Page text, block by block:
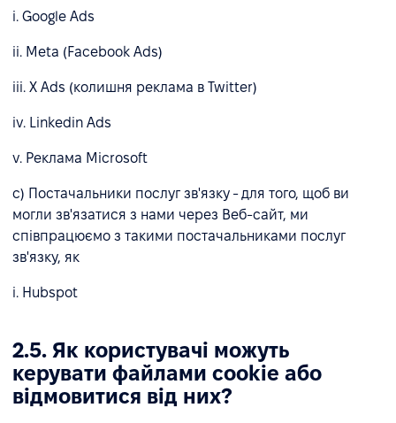
i. Google Ads
ii. Meta (Facebook Ads)
iii. X Ads (колишня реклама в Twitter)
iv. Linkedin Ads
v. Реклама Microsoft
c) Постачальники послуг зв'язку - для того, щоб ви
могли зв'язатися з нами через Веб-сайт, ми
співпрацюємо з такими постачальниками послуг
зв'язку, як
i. Hubspot
2.5. Як користувачі можуть
керувати файлами cookie або
відмовитися від них?